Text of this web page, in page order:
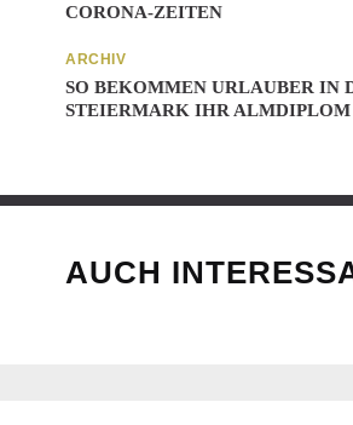
CORONA-ZEITEN
ARCHIV
SO BEKOMMEN URLAUBER IN
STEIERMARK IHR ALMDIPLOM
AUCH